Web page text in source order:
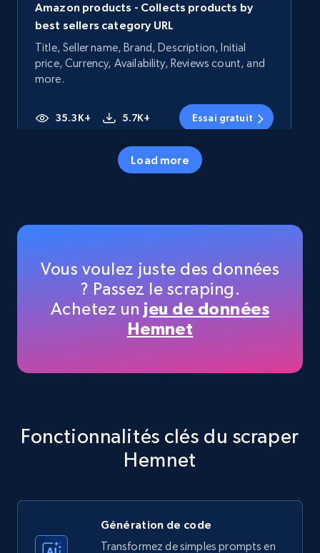
Amazon products - Collects products by
best sellers category URL
Title, Seller name, Brand, Description, Initial
price, Currency, Availability, Reviews count, and
more.
35.3K+ 5.7K+ Essai gratuit
Title, Seller name, Brand, Description, Initial
35.3K+ 5.7K+ Essai gratuit
more.
Amazon products - find products by using
Load more
Vous voulez juste des données
? Passez le scraping.
Achetez un jeu de données
Hemnet
Fonctionnalités clés du scraper
Hemnet
Génération de code
Transformez de simples prompts en